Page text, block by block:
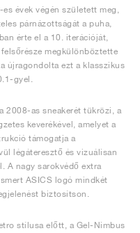
évek végén született meg,
párnázottságát a puha,
érte el a 10. iterációját,
megkülönböztette
újragondolta ezt a klasszikus
gyel.
2008-as sneakerét tükrözi, a
keverékével, amelyet a
támogatja a
légáteresztő és vizuálisan
A nagy sarokvédő extra
ASICS logó mindkét
biztosítson.
stílusa előtt, a Gel-Nimbus